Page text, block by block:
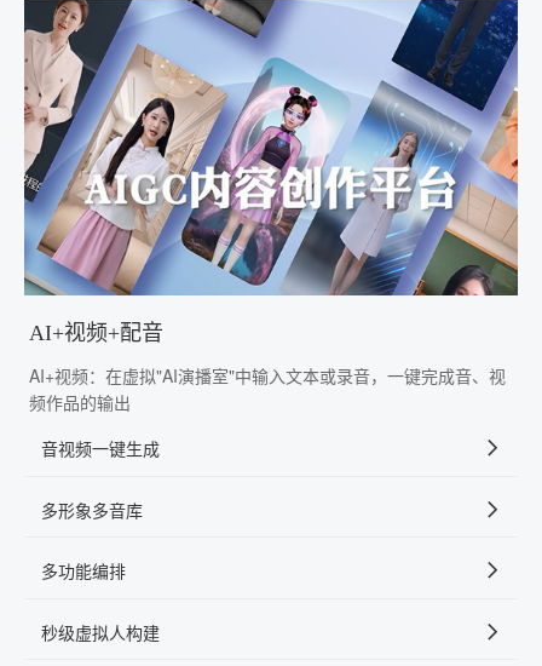
AI+视频+配音
AI+视频：在虚拟"AI演播室"中输入文本或录音，一键完成音、视
频作品的输出
音视频一键生成
多形象多音库
多功能编排
秒级虚拟人构建